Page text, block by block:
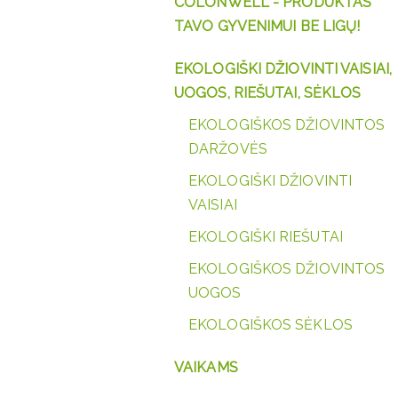
TAVO GYVENIMUI BE LIGŲ!
EKOLOGIŠKI DŽIOVINTI VAISIAI,
UOGOS, RIEŠUTAI, SĖKLOS
EKOLOGIŠKOS DŽIOVINTOS
DARŽOVĖS
EKOLOGIŠKI DŽIOVINTI
VAISIAI
EKOLOGIŠKI RIEŠUTAI
EKOLOGIŠKOS DŽIOVINTOS
UOGOS
EKOLOGIŠKOS SĖKLOS
VAIKAMS